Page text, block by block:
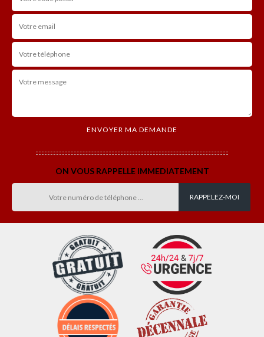
ON VOUS RAPPELLE IMMEDIATEMENT